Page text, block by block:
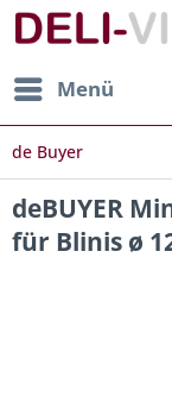
Menü
de Buyer
deBUYER
für Blinis ø